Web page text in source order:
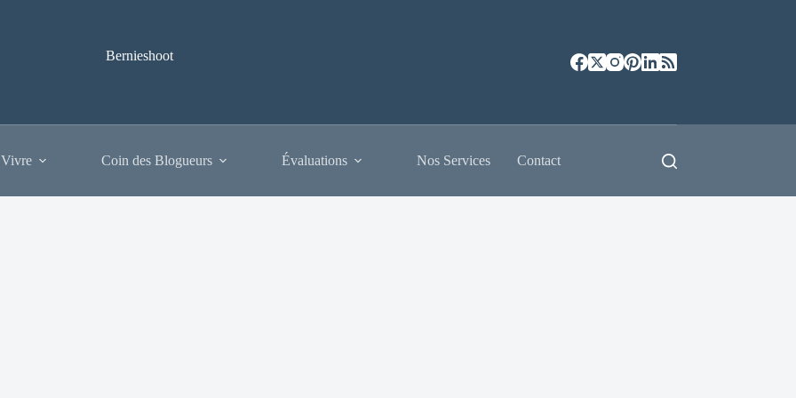
Bernieshoot
Coin des Blogueurs Évaluations Nos Services Contact